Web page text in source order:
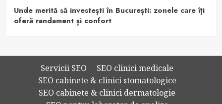
Unde merită să investești în București: zonele care îți
oferă randament și confort
Servicii SEO
SEO clinici medicale
SEO cabinete & clinici stomatologice
SEO cabinete & clinici dermatologie